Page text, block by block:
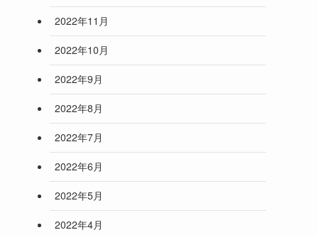
2022年11月
2022年10月
2022年9月
2022年8月
2022年7月
2022年6月
2022年5月
2022年4月